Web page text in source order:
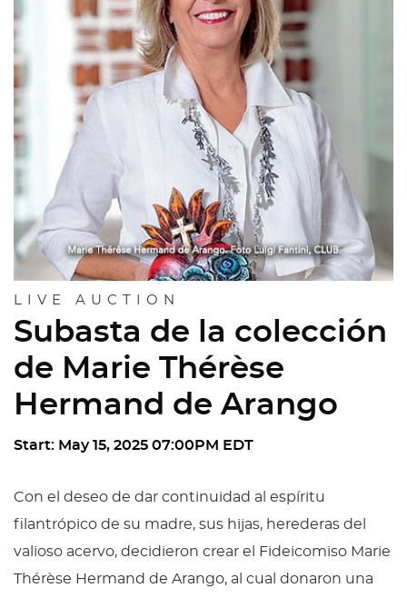
LIVE AUCTION
Subasta de la colección
de Marie Thérèse
Hermand de Arango
Start: May 15, 2025 07:00PM EDT
Con el deseo de dar continuidad al espíritu
filantrópico de su madre, sus hijas, herederas del
valioso acervo, decidieron crear el Fideicomiso Marie
Thérèse Hermand de Arango, al cual donaron una